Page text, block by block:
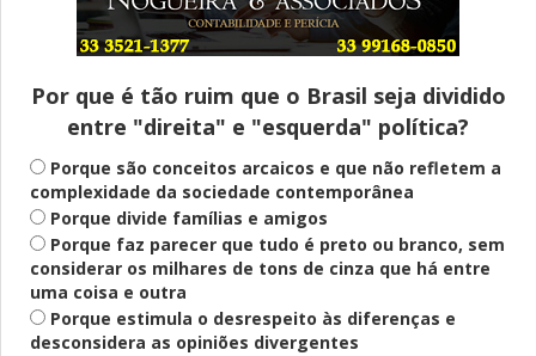
Pix Pensão Alimentícia: entenda o que é
e como solicitar
Saúde Mental
Plataforma oferece escuta em saúde
mental para jovens no SUS Digital
Definido
PT lança Patrus Ananias como candidato
ao governo de Minas Gerais
Por que é tão ruim que o Brasil seja dividido
entre "direita" e "esquerda" política?
Porque são conceitos arcaicos e que não refletem a
complexidade da sociedade contemporânea
Porque divide famílias e amigos
Porque faz parecer que tudo é preto ou branco, sem
considerar os milhares de tons de cinza que há entre
uma coisa e outra
Porque estimula o desrespeito às diferenças e
desconsidera as opiniões divergentes